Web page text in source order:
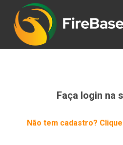
Faça login na
Não tem cadastro?